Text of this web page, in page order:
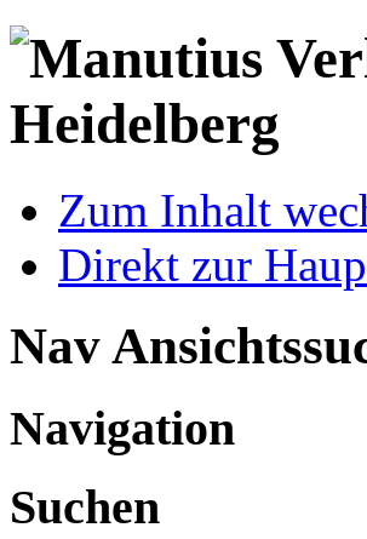
Zum Inhalt
Direkt zur
Nav
Navigation
Suchen